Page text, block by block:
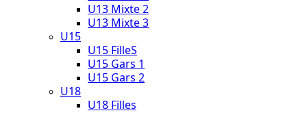
U13 Mixte 2
U13 Mixte 3
U15
U15 FilleS
U15 Gars 1
U15 Gars 2
U18
U18 Filles